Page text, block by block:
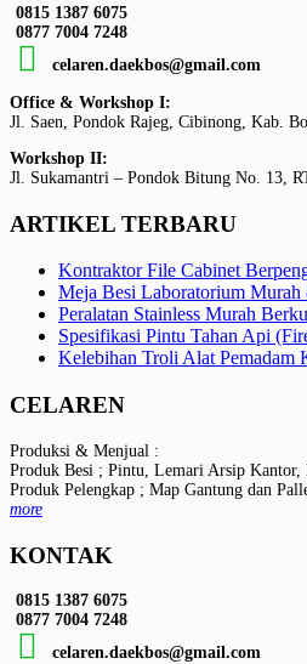
0815 1387 6075
0877 7004 7248
celaren.daekbos@gmail.com
Office & Workshop I:
Jl. Saen, Pondok Rajeg, Cibinong, Kab.
Workshop II:
Jl. Sukamantri – Pondok Bitung No. 13,
ARTIKEL TERBARU
Kontraktor File Cabinet
Meja Besi Laboratorium
Peralatan Stainless Murah
Spesifikasi Pintu Tahan Api
Kelebihan Troli Alat Pemadam
CELAREN
Produksi & Menjual :
Produk Besi ; Pintu, Lemari Arsip Kantor,
Produk Pelengkap ; Map Gantung dan
more
KONTAK
0815 1387 6075
0877 7004 7248
celaren.daekbos@gmail.com